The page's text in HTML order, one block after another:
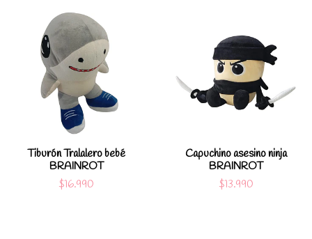
Tiburón Tralalero bebé
BRAINROT
$16.990
Capuchino asesino ninja
BRAINROT
$13.990